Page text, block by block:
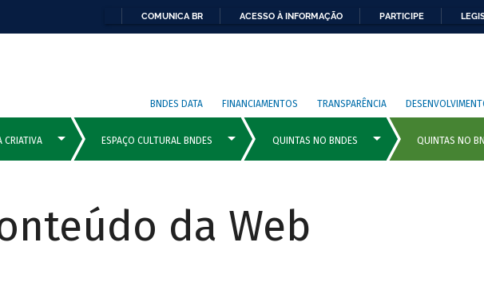
COMUNICA BR ACESSO À INFORMAÇÃO PARTICIPE
BNDES DATA FINANCIAMENTOS TRANSPARÊNCIA
da Web